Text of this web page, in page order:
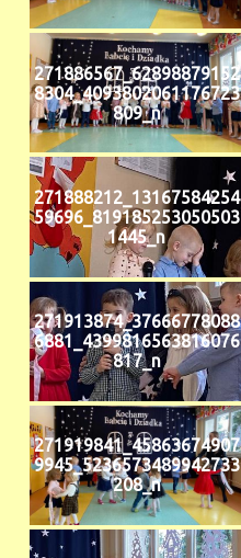
271886567_62898879152
8304_4093802061176723
809_n
271888212_13167584254
59696_819185253050503
1445_n
271913874_37666778088
6881_4399816563816076
817_n
271919841_45863674907
9945_5236573489942733
208_n